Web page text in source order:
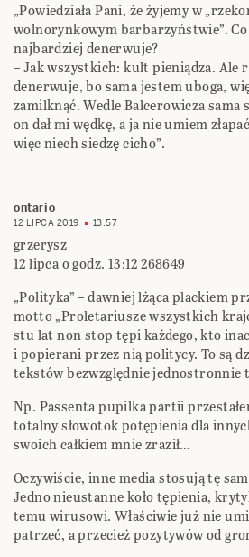
„Powiedziała Pani, że żyjemy w
wolnorynkowym barbarzyństwie”.
najbardziej denerwuje?
– Jak wszystkich: kult pieniądza. Ale
denerwuje, bo sama jestem uboga,
zamilknąć. Wedle Balcerowicza sama
on dał mi wędkę, a ja nie umiem
więc niech siedzę cicho”.
ontario
12 LIPCA 2019 13:57
grzerysz
12 lipca o godz. 13:12 268649
„Polityka” – dawniej lżąca plackiem
motto „Proletariusze wszystkich
stu lat non stop tępi każdego, kto
i popierani przez nią politycy. To są
tekstów bezwzględnie jednostronnie
Np. Passenta pupilka partii
totalny słowotok potępienia dla
swoich całkiem mnie zraził…
Oczywiście, inne media stosują tę
Jedno nieustanne koło tępienia,
temu wirusowi. Właściwie już nie
patrzeć, a przecież pozytywów od